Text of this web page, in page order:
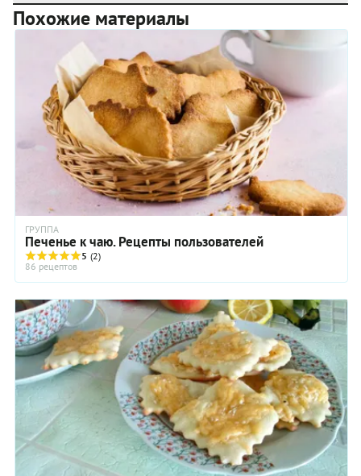
Похожие материалы
ГРУППА
Печенье к чаю. Рецепты пользователей
5 (2)
86 рецептов